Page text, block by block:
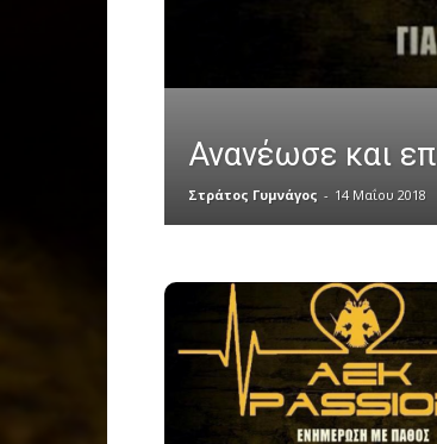
Ανανέωσε και
Στράτος Γυμνάγος - 14 Μαΐου 2018